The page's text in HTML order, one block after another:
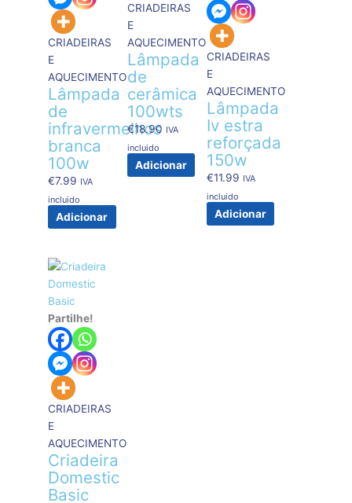
CRIADEIRAS
E
AQUECIMENTO
Lâmpada
de
infravermelhos
branca
100w
€7.99 IVA
incluido
Adicionar
CRIADEIRAS
E
AQUECIMENTO
Lâmpada
de
cerâmica
100wts
€18.90 IVA
incluido
Adicionar
CRIADEIRAS
E
AQUECIMENTO
Lâmpada
Iv estra
reforçada
150w
€11.99 IVA
incluido
Adicionar
Partilhe!
CRIADEIRAS
E
AQUECIMENTO
Criadeira
Domestic
Basic